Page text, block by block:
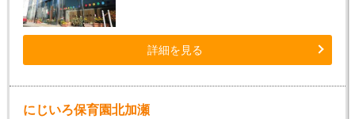
詳細を見る
にじいろ保育園北加瀬